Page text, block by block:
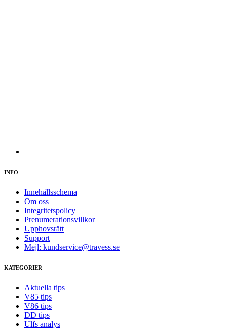
INFO
Innehållsschema
Om oss
Integritetspolicy
Prenumerationsvillkor
Upphovsrätt
Support
Mejl: kundservice@travess.se
KATEGORIER
Aktuella tips
V85 tips
V86 tips
DD tips
Ulfs analys